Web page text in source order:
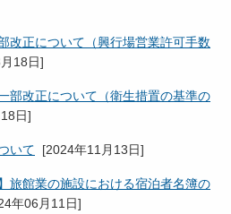
改正について（興行場営業許可手数
18日]
部改正について（衛生措置の基準の
日]
いて [2024年11月13日]
旅館業の施設における宿泊者名簿の
年06月11日]